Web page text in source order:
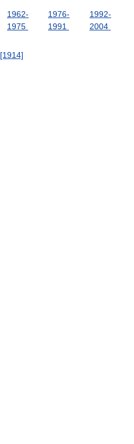
1962-
1975
1976-
1991
1992-
2004
[1914]